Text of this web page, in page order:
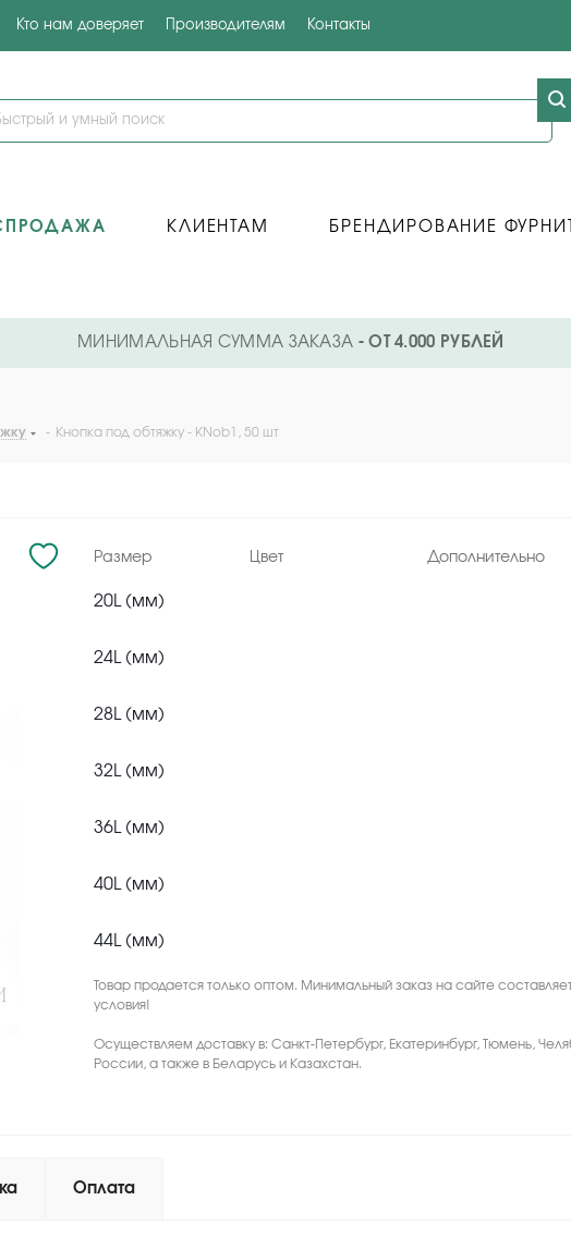
Кто нам доверяет Производителям Контакты
КЛИЕНТАМ БРЕНДИРОВАНИЕ
МИНИМАЛЬНАЯ СУММА ЗАКАЗА - ОТ 4.000 РУБЛЕЙ
- Кнопка под обтяжку - KNob1, 50 шт
Размер Цвет Дополнительно
20L (мм)
24L (мм)
28L (мм)
32L (мм)
36L (мм)
40L (мм)
44L (мм)
Товар продается только оптом. Минимальный заказ на сайте
условия!
Осуществляем доставку в: Санкт-Петербург, Екатеринбург, Тюмень,
России, а также в Беларусь и Казахстан.
Оплата